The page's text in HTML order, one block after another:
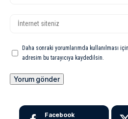
Daha sonraki yorumlarımda kullanılması
adresim bu tarayıcıya kaydedilsin.
Facebook